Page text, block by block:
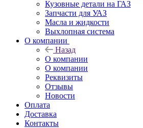
Кузовные детали на ГАЗ
Запчасти для УАЗ
Масла и жидкости
Выхлопная система
О компании
Назад
О компании
О компании
Реквизиты
Отзывы
Новости
Оплата
Доставка
Контакты